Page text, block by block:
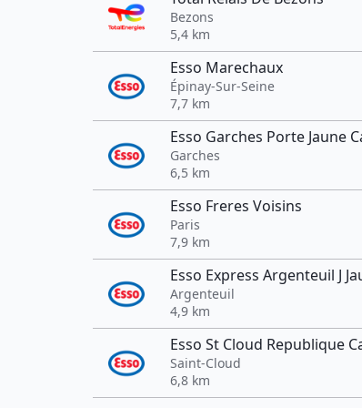
Bezons
5,4 km
Esso Marechaux
Épinay-Sur-Seine
7,7 km
Esso Garches Porte Jaune
Garches
6,5 km
Esso Freres Voisins
Paris
7,9 km
Esso Express Argenteuil J
Argenteuil
4,9 km
Esso St Cloud Republique
Saint-Cloud
6,8 km